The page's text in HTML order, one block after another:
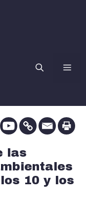
las
10 y los